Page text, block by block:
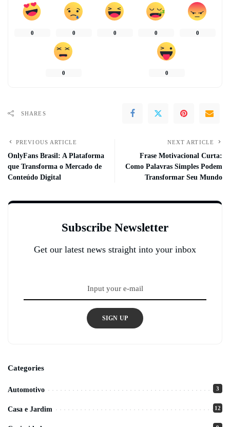
0 0 0 0 0
0 0
SHARES
PREVIOUS ARTICLE
OnlyFans Brasil: A Plataforma
que Transforma o Mercado de
Conteúdo Digital
NEXT ARTICLE
Frase Motivacional Curta:
Como Palavras Simples Podem
Transformar Seu Mundo
Subscribe Newsletter
Get our latest news straight into your inbox
SIGN UP
Categories
Automotivo 3
Casa e Jardim 12